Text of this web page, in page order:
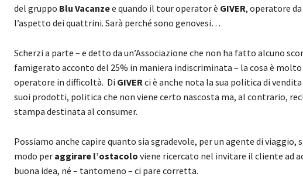
del gruppo Blu Vacanzee quando il tour operator è GIVER, operatore
l’aspetto dei quattrini. Sarà perché sono genovesi…
Scherzi a parte – e detto da un’Associazione che non ha fatto alcuno
famigerato acconto del 25% in maniera indiscriminata – la cosa è
operatore in difficoltà. Di GIVERci è anche nota la sua politica di vendita
suoi prodotti, politica che non viene certo nascosta ma, al contrario,
stampa destinata al consumer.
Possiamo anche capire quanto sia sgradevole, per un agente di
modo per aggirare l’ostacolo viene ricercato nel invitare il cliente ad
buona idea, né – tantomeno – ci pare corretta.